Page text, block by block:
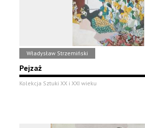
Władysław Strzemiński
Pejzaż
Kolekcja Sztuki XX i XXI wieku